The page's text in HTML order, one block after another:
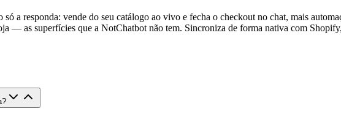
a responda: vende do seu catálogo ao vivo e fecha o checkout no chat, mais
— as superfícies que a NotChatbot não tem. Sincroniza de forma nativa com